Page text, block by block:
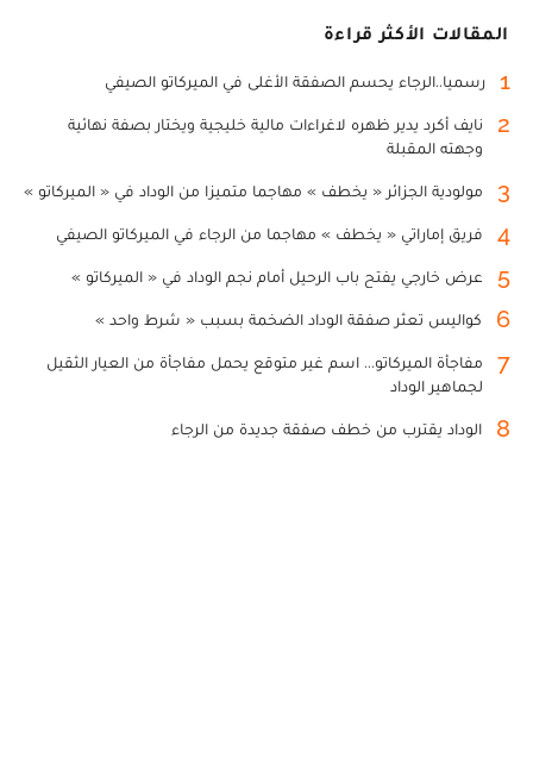
المقالات الأكثر قراءة
1 رسميا..الرجاء يحسم الصفقة الأغلى في الميركاتو الصيفي
2
نايف أكرد يدير ظهره لاغراءات مالية خليجية ويختار بصفة نهائية
وجهته المقبلة
3 مولودية الجزائر « يخطف » مهاجما متميزا من الوداد في « الميركاتو »
4 فريق إماراتي « يخطف » مهاجما من الرجاء في الميركاتو الصيفي
5 عرض خارجي يفتح باب الرحيل أمام نجم الوداد في « الميركاتو »
6 كواليس تعثر صفقة الوداد الضخمة بسبب « شرط واحد »
7
مفاجأة الميركاتو... اسم غير متوقع يحمل مفاجأة من العيار الثقيل
لجماهير الوداد
8 الوداد يقترب من خطف صفقة جديدة من الرجاء